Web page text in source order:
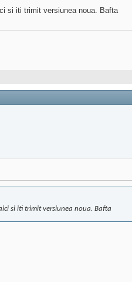
si iti trimit versiunea noua. Bafta
si iti trimit versiunea noua. Bafta